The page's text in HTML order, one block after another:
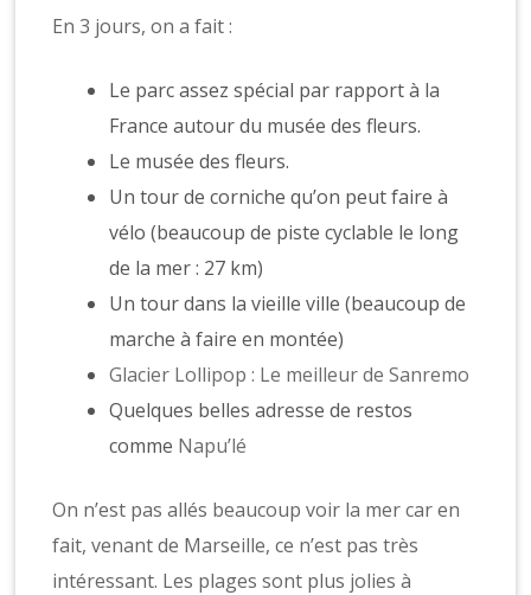
En 3 jours, on a fait :
Le parc assez spécial par rapport à la
France autour du musée des fleurs.
Le musée des fleurs.
Un tour de corniche qu’on peut faire à
vélo (beaucoup de piste cyclable le long
de la mer : 27 km)
Un tour dans la vieille ville (beaucoup de
marche à faire en montée)
Glacier Lollipop : Le meilleur de Sanremo
Quelques belles adresse de restos
comme Napu’lé
On n’est pas allés beaucoup voir la mer car en
fait, venant de Marseille, ce n’est pas très
intéressant. Les plages sont plus jolies à